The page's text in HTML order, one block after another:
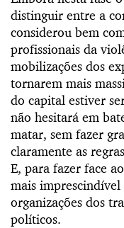
distinguir entre a
considerou bem
profissionais da
mobilizações dos
tornarem mais
do capital estiver
não hesitará em
matar, sem fazer
claramente as
E, para fazer face
mais imprescindível
organizações dos
políticos.